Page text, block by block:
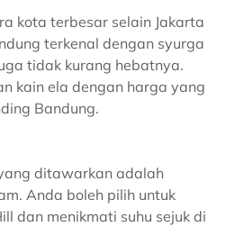
kota terbesar selain Jakarta
terkenal dengan syurga
tidak kurang hebatnya.
kain ela dengan harga yang
Bandung.
ditawarkan adalah
Anda boleh pilih untuk
dan menikmati suhu sejuk di